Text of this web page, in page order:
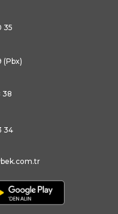
35
(Pbx)
38
34